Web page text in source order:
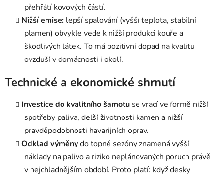
přehřátí kovových částí.
Nižší emise: lepší spalování (vyšší teplota, stabilní
plamen) obvykle vede k nižší produkci kouře a
škodlivých látek. To má pozitivní dopad na kvalitu
ovzduší v domácnosti i okolí.
Technické a ekonomické shrnutí
Investice do kvalitního šamotu se vrací ve formě nižší
spotřeby paliva, delší životnosti kamen a nižší
pravděpodobnosti havarijních oprav.
Odklad výměnydo topné sezóny znamená vyšší
náklady na palivo a riziko neplánovaných poruch právě
v nejchladnějším období. Proto platí: když desky